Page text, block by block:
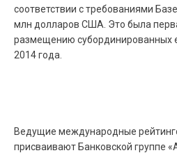
соответствии с требованиями
млн долларов США. Это была
размещению субординированных
2014 года.
Ведущие международные
присваивают Банковской группе